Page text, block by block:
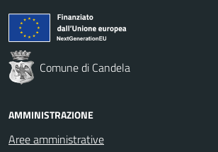
Comune di Candela
AMMINISTRAZIONE
Aree amministrative